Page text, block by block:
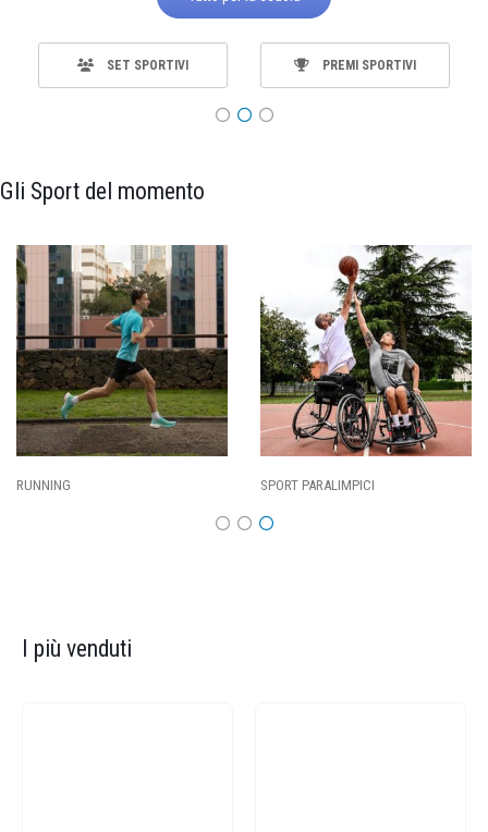
SET SPORTIVI PREMI SPORTIVI
Gli Sport del momento
SPORT PARALIMPICI
I più venduti